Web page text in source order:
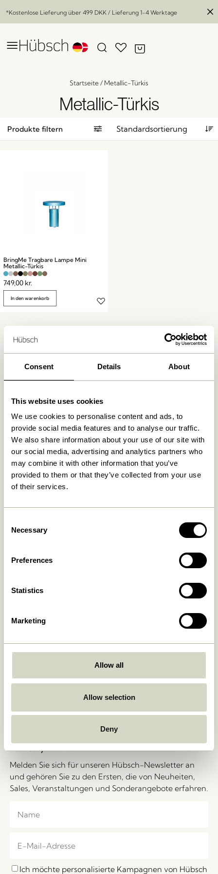
Consent Details About
This website uses cookies
We use cookies to personalise content and ads, to
provide social media features and to analyse our traffic.
We also share information about your use of our site with
our social media, advertising and analytics partners who
may combine it with other information that you’ve
provided to them or that they’ve collected from your use
of their services.
Selection
Necessary
Preferences
Statistics
Marketing
Allow all
Allow selection
Deny
*Kostenlose Lieferung über 499 DKK / Lieferung 1-4 Werktage
Startseite/ Metallic-Türkis
Metallic-Türkis
Produkte filtern
BringMe Tragbare Lampe Mini
Metallic-Türkis
749,00 kr.
In den warenkorb
Lieferung 1-4 Werktage
30 Tage Rückgaberecht
Hübsch
Hübsch Retail ApS (B2C)
USt-IdNr. 41732350
USt-IdNr. 41732350
7400 Herning
Kontakt
Mo – Do: 09:00 – 15:00
Freitag: 09:00 – 14:00
Kundenservice
Personenbezogene Daten
Cookie-Politik
Impressum
Stories
Jobs
Messen und Events
Melden Sie sich für unseren Hübsch-Newsletter an
und gehören Sie zu den Ersten, die von Neuheiten,
Sales, Veranstaltungen und Sonderangebote erfahren.
Ich möchte personalisierte Kampagnen von Hübsch